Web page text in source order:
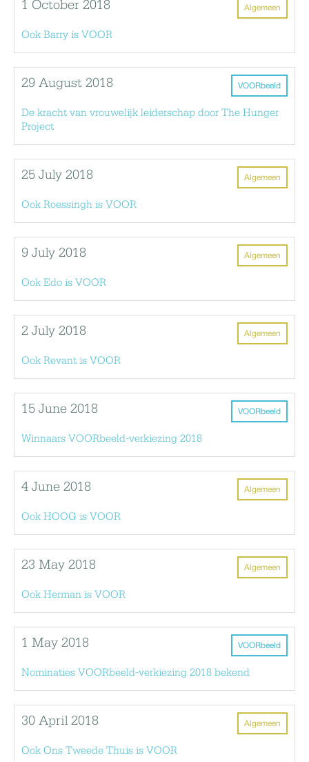
Algemeen
1 October 2018
Ook Barry is VOOR
VOORbeeld
29 August 2018
De kracht van vrouwelijk leiderschap door The Hunger
Project
Algemeen
25 July 2018
Ook Roessingh is VOOR
Algemeen
9 July 2018
Ook Edo is VOOR
Algemeen
2 July 2018
Ook Revant is VOOR
VOORbeeld
15 June 2018
Winnaars VOORbeeld-verkiezing 2018
Algemeen
4 June 2018
Ook HOOG is VOOR
Algemeen
23 May 2018
Ook Herman is VOOR
VOORbeeld
1 May 2018
Nominaties VOORbeeld-verkiezing 2018 bekend
Algemeen
30 April 2018
Ook Ons Tweede Thuis is VOOR